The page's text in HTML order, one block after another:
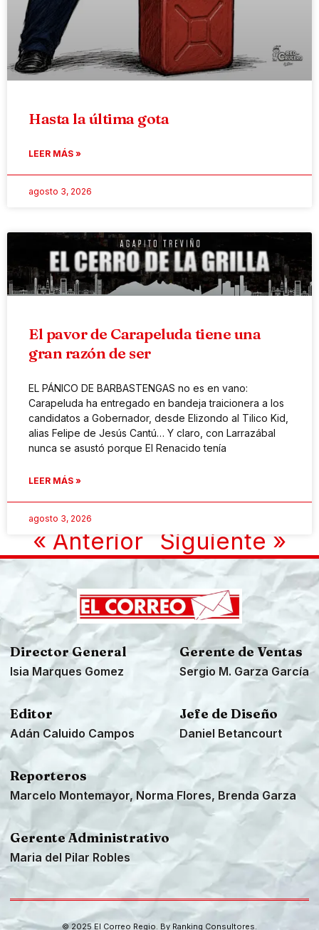
Hasta la última gota
LEER MÁS »
agosto 3, 2026
El pavor de Carapeluda tiene una
gran razón de ser
EL PÁNICO DE BARBASTENGAS no es en vano:
Carapeluda ha entregado en bandeja traicionera a los
candidatos a Gobernador, desde Elizondo al Tilico Kid,
alias Felipe de Jesús Cantú… Y claro, con Larrazábal
nunca se asustó porque El Renacido tenía
LEER MÁS »
agosto 3, 2026
« Anterior Siguiente »
Director General
Isia Marques Gomez
Gerente de Ventas
Sergio M. Garza García
Editor
Adán Caluido Campos
Jefe de Diseño
Daniel Betancourt
Reporteros
Marcelo Montemayor, Norma Flores, Brenda Garza
Gerente Administrativo
Maria del Pilar Robles
© 2025 El Correo Regio. By Ranking Consultores.